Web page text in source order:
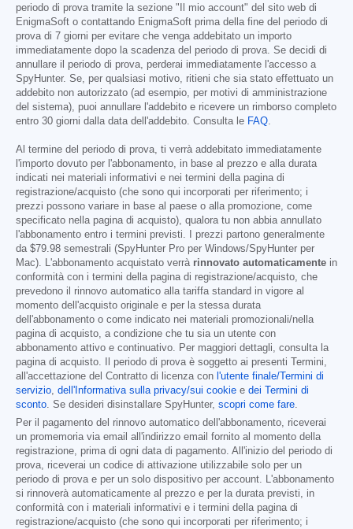
periodo di prova tramite la sezione "Il mio account" del sito web di
EnigmaSoft o contattando EnigmaSoft prima della fine del periodo di
prova di 7 giorni per evitare che venga addebitato un importo
immediatamente dopo la scadenza del periodo di prova. Se decidi di
annullare il periodo di prova, perderai immediatamente l'accesso a
SpyHunter. Se, per qualsiasi motivo, ritieni che sia stato effettuato un
addebito non autorizzato (ad esempio, per motivi di amministrazione
del sistema), puoi annullare l'addebito e ricevere un rimborso completo
entro 30 giorni dalla data dell'addebito. Consulta le FAQ
Al termine del periodo di prova, ti verrà addebitato immediatamente
l'importo dovuto per l'abbonamento, in base al prezzo e alla durata
indicati nei materiali informativi e nei termini della pagina di
registrazione/acquisto (che sono qui incorporati per riferimento; i
prezzi possono variare in base al paese o alla promozione, come
specificato nella pagina di acquisto), qualora tu non abbia annullato
l'abbonamento entro i termini previsti. I prezzi partono generalmente
da $79.98 semestrali (SpyHunter Pro per Windows/SpyHunter per
Mac). L'abbonamento acquistato verrà rinnovato automaticamente in
conformità con i termini della pagina di registrazione/acquisto, che
prevedono il rinnovo automatico alla tariffa standard in vigore al
momento dell'acquisto originale e per la stessa durata
dell'abbonamento o come indicato nei materiali promozionali/nella
pagina di acquisto, a condizione che tu sia un utente con
abbonamento attivo e continuativo. Per maggiori dettagli, consulta la
pagina di acquisto. Il periodo di prova è soggetto ai presenti Termini,
all'accettazione del Contratto di licenza con l'utente finale/Termini di
servizio dell'Informativa sulla privacy/sui cookie e dei Termini di
sconto . Se desideri disinstallare SpyHunter, scopri come fare
Per il pagamento del rinnovo automatico dell'abbonamento, riceverai
un promemoria via email all'indirizzo email fornito al momento della
registrazione, prima di ogni data di pagamento. All'inizio del periodo di
prova, riceverai un codice di attivazione utilizzabile solo per un
periodo di prova e per un solo dispositivo per account. L'abbonamento
si rinnoverà automaticamente al prezzo e per la durata previsti, in
conformità con i materiali informativi e i termini della pagina di
registrazione/acquisto (che sono qui incorporati per riferimento; i